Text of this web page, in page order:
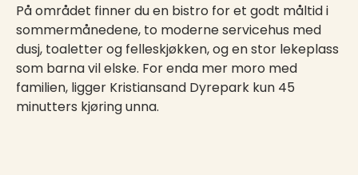
På området finner du en bistro for et godt måltid i
sommermånedene, to moderne servicehus med
dusj, toaletter og felleskjøkken, og en stor lekeplass
som barna vil elske. For enda mer moro med
familien, ligger Kristiansand Dyrepark kun 45
minutters kjøring unna.